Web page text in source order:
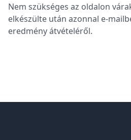
Nem szükséges az oldalon
elkészülte után azonnal e-
eredmény átvételéről.